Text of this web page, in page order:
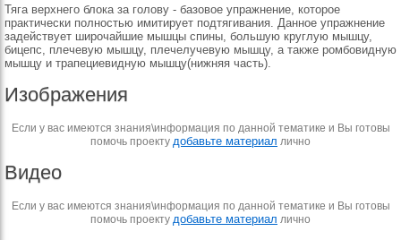
Тяга верхнего блока за голову - базовое упражнение, которое
практически полностью имитирует подтягивания. Данное упражнение
задействует широчайшие мышцы спины, большую круглую мышцу,
бицепс, плечевую мышцу, плечелучевую мышцу, а также ромбовидную
мышцу и трапециевидную мышцу(нижняя часть).
Изображения
Если у вас имеются знания\информация по данной тематике и Вы готовы
помочь проекту добавьте материал лично
Видео
Если у вас имеются знания\информация по данной тематике и Вы готовы
помочь проекту добавьте материал лично